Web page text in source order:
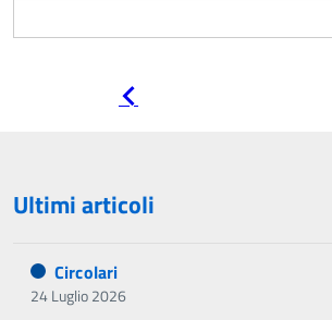
Ultimi articoli
Circolari
24 Luglio 2026